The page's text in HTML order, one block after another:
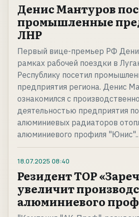
Денис Мантуров
промышленные
ЛНР
Первый вице-премьер РФ
рамках рабочей поездки в
Республику посетил
предприятия региона. Денис
ознакомился с
деятельностью предприятия
алюминиевых радиаторов
алюминиевого профиля
18.07.2025 08:40
Резидент ТОР
увеличит
алюминиевого